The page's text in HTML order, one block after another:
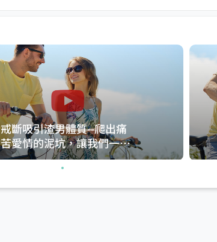
戒斷吸引渣男體質--爬出痛
苦愛情的泥坑，讓我們一起
愛的剛剛好